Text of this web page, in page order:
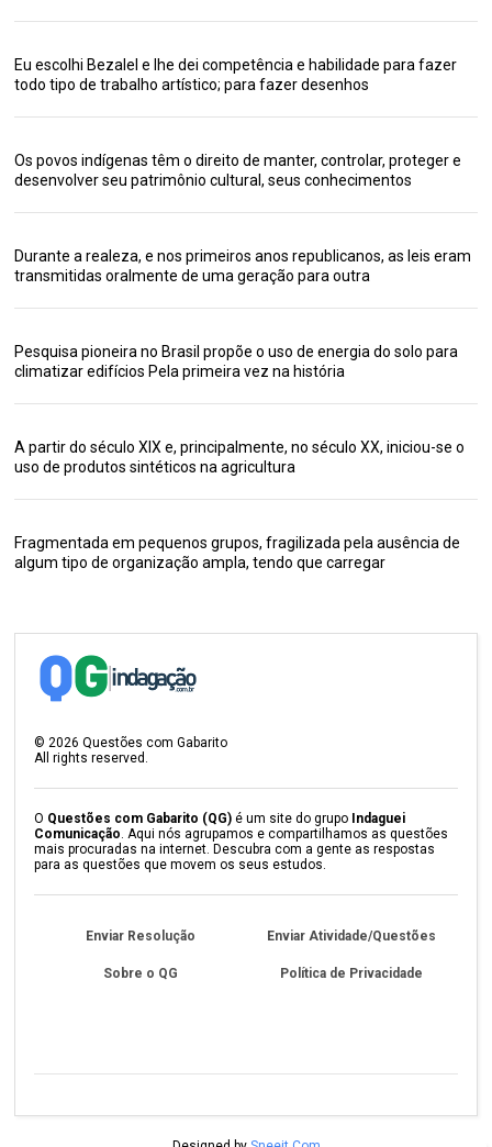
Eu escolhi Bezalel e lhe dei competência e habilidade para fazer
todo tipo de trabalho artístico; para fazer desenhos
Os povos indígenas têm o direito de manter, controlar, proteger e
desenvolver seu patrimônio cultural, seus conhecimentos
Durante a realeza, e nos primeiros anos republicanos, as leis eram
transmitidas oralmente de uma geração para outra
Pesquisa pioneira no Brasil propõe o uso de energia do solo para
climatizar edifícios Pela primeira vez na história
A partir do século XIX e, principalmente, no século XX, iniciou-se o
uso de produtos sintéticos na agricultura
Fragmentada em pequenos grupos, fragilizada pela ausência de
algum tipo de organização ampla, tendo que carregar
©2026 Questões com Gabarito
All rights reserved.
O Questões com Gabarito (QG) é um site do grupo Indaguei
Comunicação. Aqui nós agrupamos e compartilhamos as questões
mais procuradas na internet. Descubra com a gente as respostas
para as questões que movem os seus estudos.
Enviar Resolução Enviar Atividade/Questões
Sobre o QG Política de Privacidade